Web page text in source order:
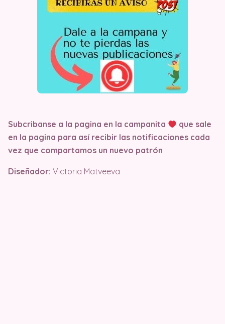
Subcribanse a la pagina en la campanita
que sale
en la pagina para así recibir las notificaciones cada
vez que compartamos un nuevo patrón
Diseñador: Victoria Matveeva